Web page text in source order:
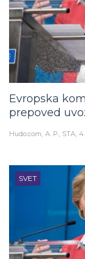
Evropska
prepoved
Hudo.com A. P., STA
SVET